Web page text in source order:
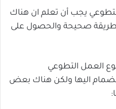
يجب أن تعلم ان هناك
صحيحة والحصول على
العمل التطوعي
اليها ولكن هناك بعض